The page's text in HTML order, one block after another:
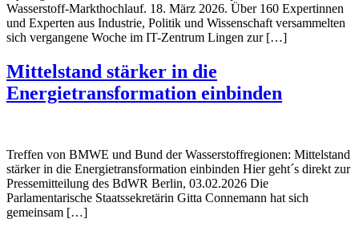
Wasserstoff-Markthochlauf. 18. März 2026. Über 160 Expertinnen
und Experten aus Industrie, Politik und Wissenschaft versammelten
sich vergangene Woche im IT-Zentrum Lingen zur […]
Mittelstand stärker in die
Energietransformation einbinden
Treffen von BMWE und Bund der Wasserstoffregionen: Mittelstand
stärker in die Energietransformation einbinden Hier geht´s direkt zur
Pressemitteilung des BdWR Berlin, 03.02.2026 Die
Parlamentarische Staatssekretärin Gitta Connemann hat sich
gemeinsam […]